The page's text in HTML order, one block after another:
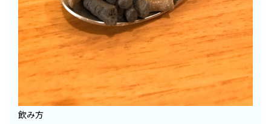
飲み方